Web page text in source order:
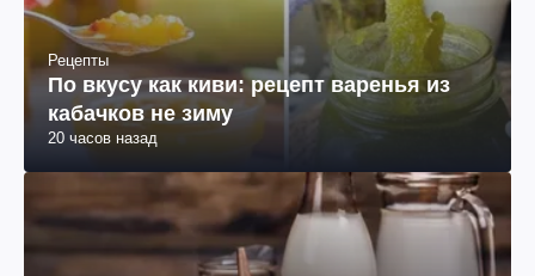
Рецепты
По вкусу как киви: рецепт варенья из
кабачков не зиму
20 часов назад